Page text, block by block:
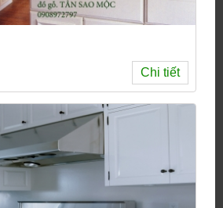
Chi tiết